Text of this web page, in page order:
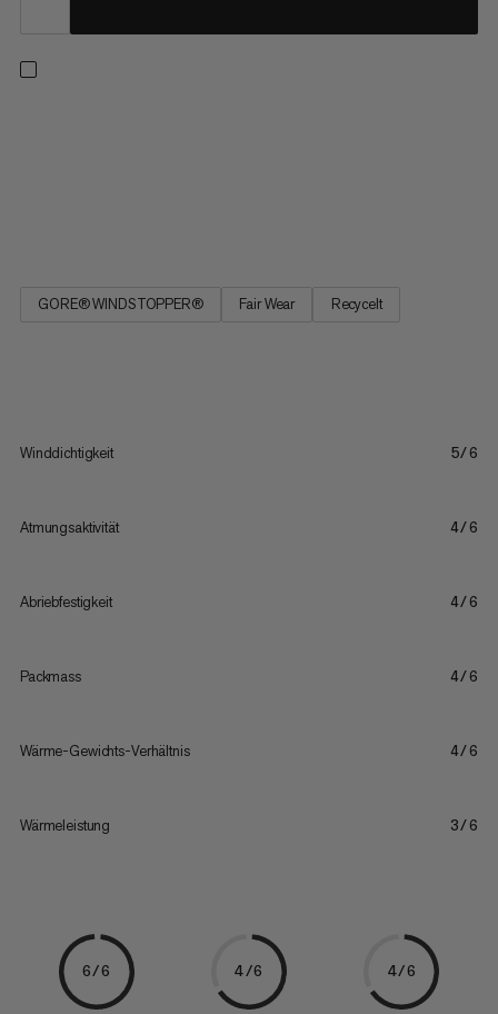
GORE® WINDSTOPPER® Fair Wear Recycelt
Winddichtigkeit 5/6
Atmungsaktivität 4/6
Abriebfestigkeit 4/6
Packmass 4/6
Wärme-Gewichts-Verhältnis 4/6
Wärmeleistung 3/6
6/6 4/6 4/6